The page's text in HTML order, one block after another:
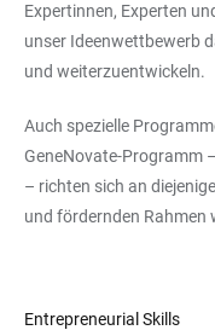
Expertinnen, Experten
unser Ideenwettbewerb
und weiterzuentwickeln.
Auch spezielle
GeneNovate-Programm
– richten sich an
und fördernden Rahmen
Entrepreneurial Skills